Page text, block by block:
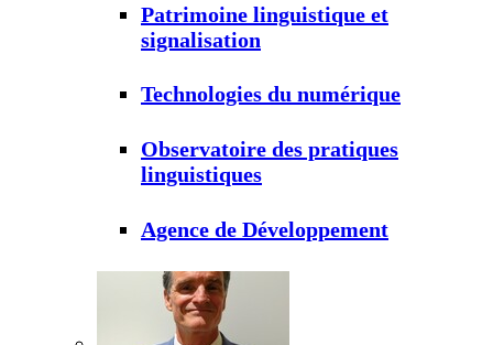
Patrimoine linguistique et
signalisation
Technologies du numérique
Observatoire des pratiques
linguistiques
Agence de Développement